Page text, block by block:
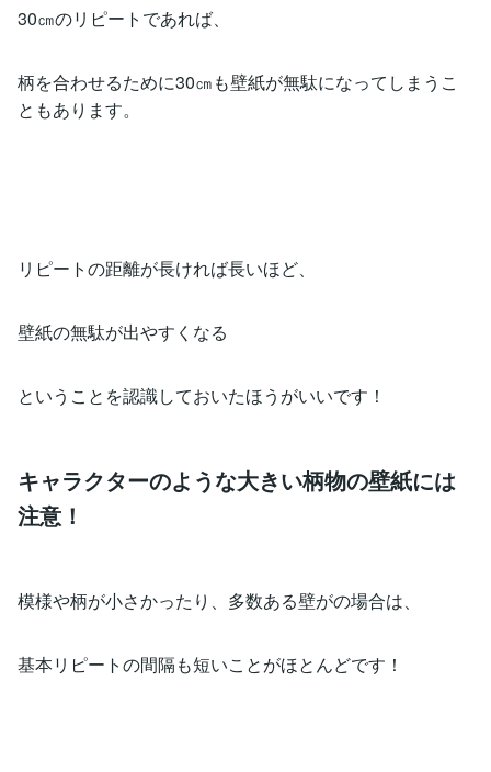
30㎝のリピートであれば、
柄を合わせるために30㎝も壁紙が無駄になってしまうこ
ともあります。
リピートの距離が長ければ長いほど、
壁紙の無駄が出やすくなる
ということを認識しておいたほうがいいです！
キャラクターのような大きい柄物の壁紙には
注意！
模様や柄が小さかったり、多数ある壁がの場合は、
基本リピートの間隔も短いことがほとんどです！